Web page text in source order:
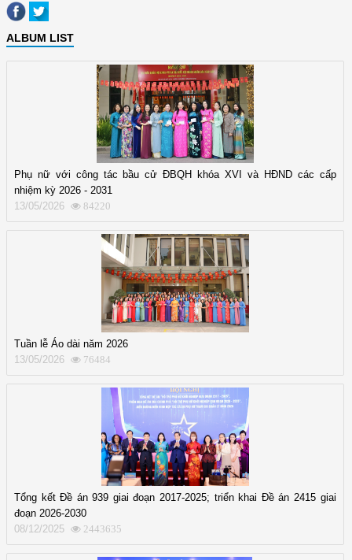
ALBUM LIST
Phụ nữ với công tác bầu cử ĐBQH khóa XVI và HĐND các cấp
nhiệm kỳ 2026 - 2031
13/05/2026
84220
Tuần lễ Áo dài năm 2026
13/05/2026
76484
Tổng kết Đề án 939 giai đoạn 2017-2025; triển khai Đề án 2415 giai
đoạn 2026-2030
08/12/2025
2443635